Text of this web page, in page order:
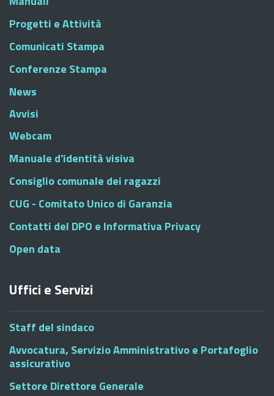
Progetti e Attività
Comunicati Stampa
Conferenze Stampa
News
Avvisi
Webcam
Manuale d'identità visiva
Consiglio comunale dei ragazzi
CUG - Comitato Unico di Garanzia
Contatti del DPO e Informativa Privacy
Open data
Uffici e Servizi
Staff del sindaco
Avvocatura, Servizio Amministrativo e Portafoglio
assicurativo
Settore Direttore Generale